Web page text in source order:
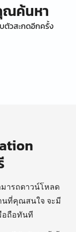
ณค้นหา
ตัวสะกดอีกครั้ง
มารถดาวน์โหลด
นที่คุณสนใจ จะมี
อถือทันที